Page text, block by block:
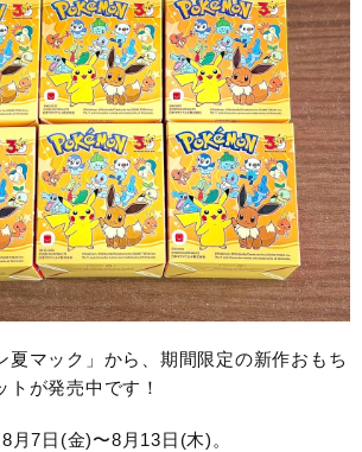
夏マック」から、期間限定の新作おもち
トが発売中です！
月7日(金)〜8月13日(木)。